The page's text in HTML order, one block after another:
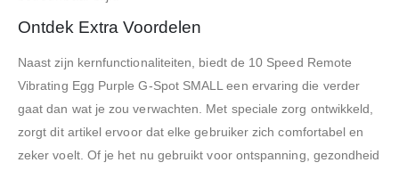
Ontdek Extra Voordelen
Naast zijn kernfunctionaliteiten, biedt de 10 Speed Remote
Vibrating Egg Purple G-Spot SMALL een ervaring die verder
gaat dan wat je zou verwachten. Met speciale zorg ontwikkeld,
zorgt dit artikel ervoor dat elke gebruiker zich comfortabel en
zeker voelt. Of je het nu gebruikt voor ontspanning, gezondheid